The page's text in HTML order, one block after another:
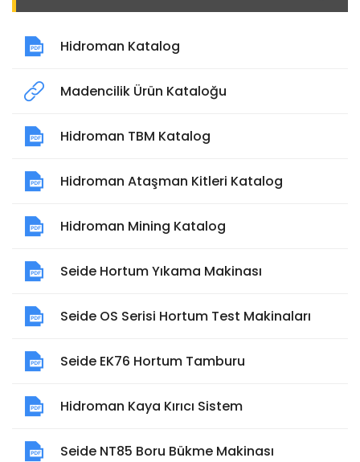
Hidroman Katalog
Madencilik Ürün Kataloğu
Hidroman TBM Katalog
Hidroman Ataşman Kitleri Katalog
Hidroman Mining Katalog
Seide Hortum Yıkama Makinası
Seide OS Serisi Hortum Test Makinaları
Seide EK76 Hortum Tamburu
Hidroman Kaya Kırıcı Sistem
Seide NT85 Boru Bükme Makinası